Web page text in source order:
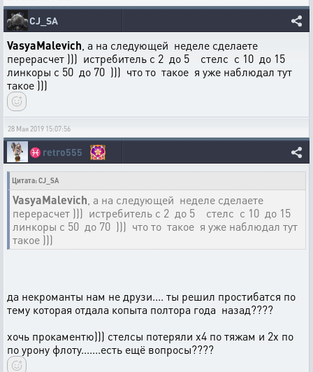
CJ_SA
VasyaMalevich , а на следующей неделе сделаете
перерасчет ))) истребитель с 2 до 5 стелс с 10 до 15
линкоры с 50 до 70 ))) что то такое я уже наблюдал тут
такое )))
28 Мая 2019 15:07:56
♓retro555
Цитата: CJ_SA
VasyaMalevich , а на следующей неделе сделаете
перерасчет ))) истребитель с 2 до 5 стелс с 10 до 15
линкоры с 50 до 70 ))) что то такое я уже наблюдал тут
такое )))
да некроманты нам не друзи.... ты решил простибатся по
тему которая отдала копыта полтора года назад????
хочь прокаментю))) стелсы потеряли х4 по тяжам и 2х по
по урону флоту.......есть ещё вопросы????